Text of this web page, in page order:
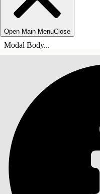
Open Main MenuClose
Modal Body...
목차